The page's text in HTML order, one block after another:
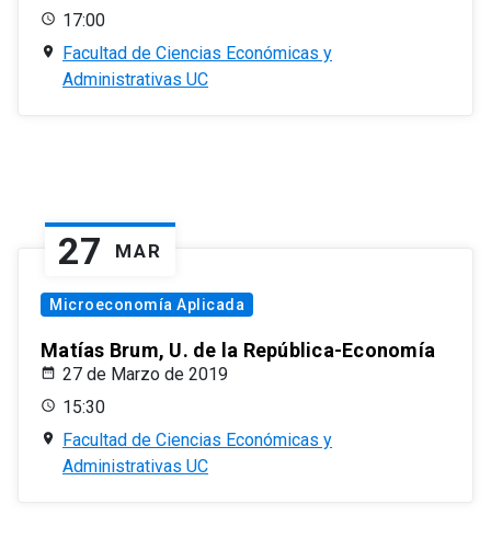
17:00
Facultad de Ciencias Económicas y
Administrativas UC
27 MAR
Microeconomía Aplicada
Matías Brum, U. de la República-Economía
27 de Marzo de 2019
15:30
Facultad de Ciencias Económicas y
Administrativas UC